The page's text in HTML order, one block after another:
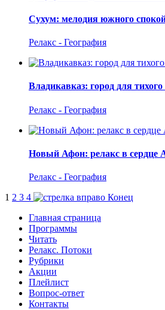
Сухум: мелодия южного
Релакс - География
Владикавказ: город для тихого
Релакс - География
Новый Афон: релакс в сердце
Релакс - География
1 2 3 4
Конец
Главная страница
Программы
Читать
Релакс. Потоки
Рубрики
Акции
Плейлист
Вопрос-ответ
Контакты